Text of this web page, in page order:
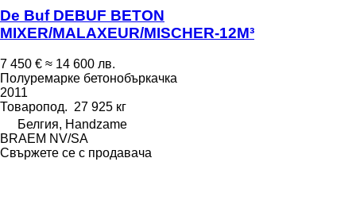
De Buf DEBUF BETON
MIXER/MALAXEUR/MISCHER-12M³
7 450 € ≈ 14 600 лв.
Полуремарке бетонобъркачка
2011
Товаропод. 27 925 кг
Белгия, Handzame
BRAEM NV/SA
Свържете се с продавача